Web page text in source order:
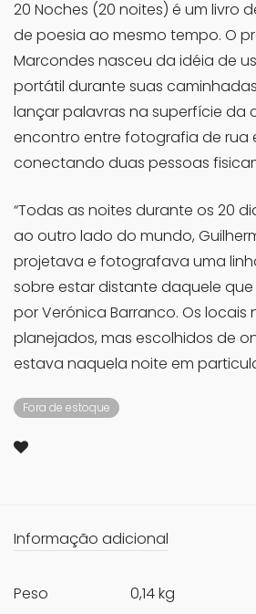
20 Noches (20 noites) é um livro
de poesia ao mesmo tempo. O
Marcondes nasceu da idéia de
portátil durante suas
lançar palavras na superfície da
encontro entre fotografia de rua
conectando duas pessoas
“Todas as noites durante os 20
ao outro lado do mundo,
projetava e fotografava uma
sobre estar distante daquele
por Verónica Barranco. Os locais
planejados, mas escolhidos de
estava naquela noite em
Fora de estoque
Informação adicional
Peso
0,14 kg